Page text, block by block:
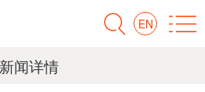
EN
新闻详情